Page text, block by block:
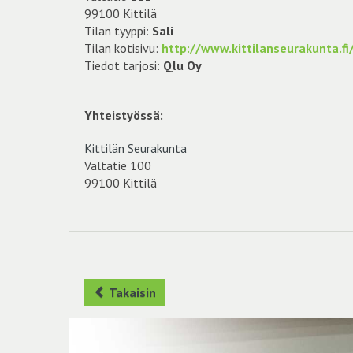
99100 Kittilä
Tilan tyyppi: Sali
Tilan kotisivu: http://
Tiedot tarjosi: Qlu Oy
Yhteistyössä:
Kittilän Seurakunta
Valtatie 100
99100 Kittilä
Takaisin